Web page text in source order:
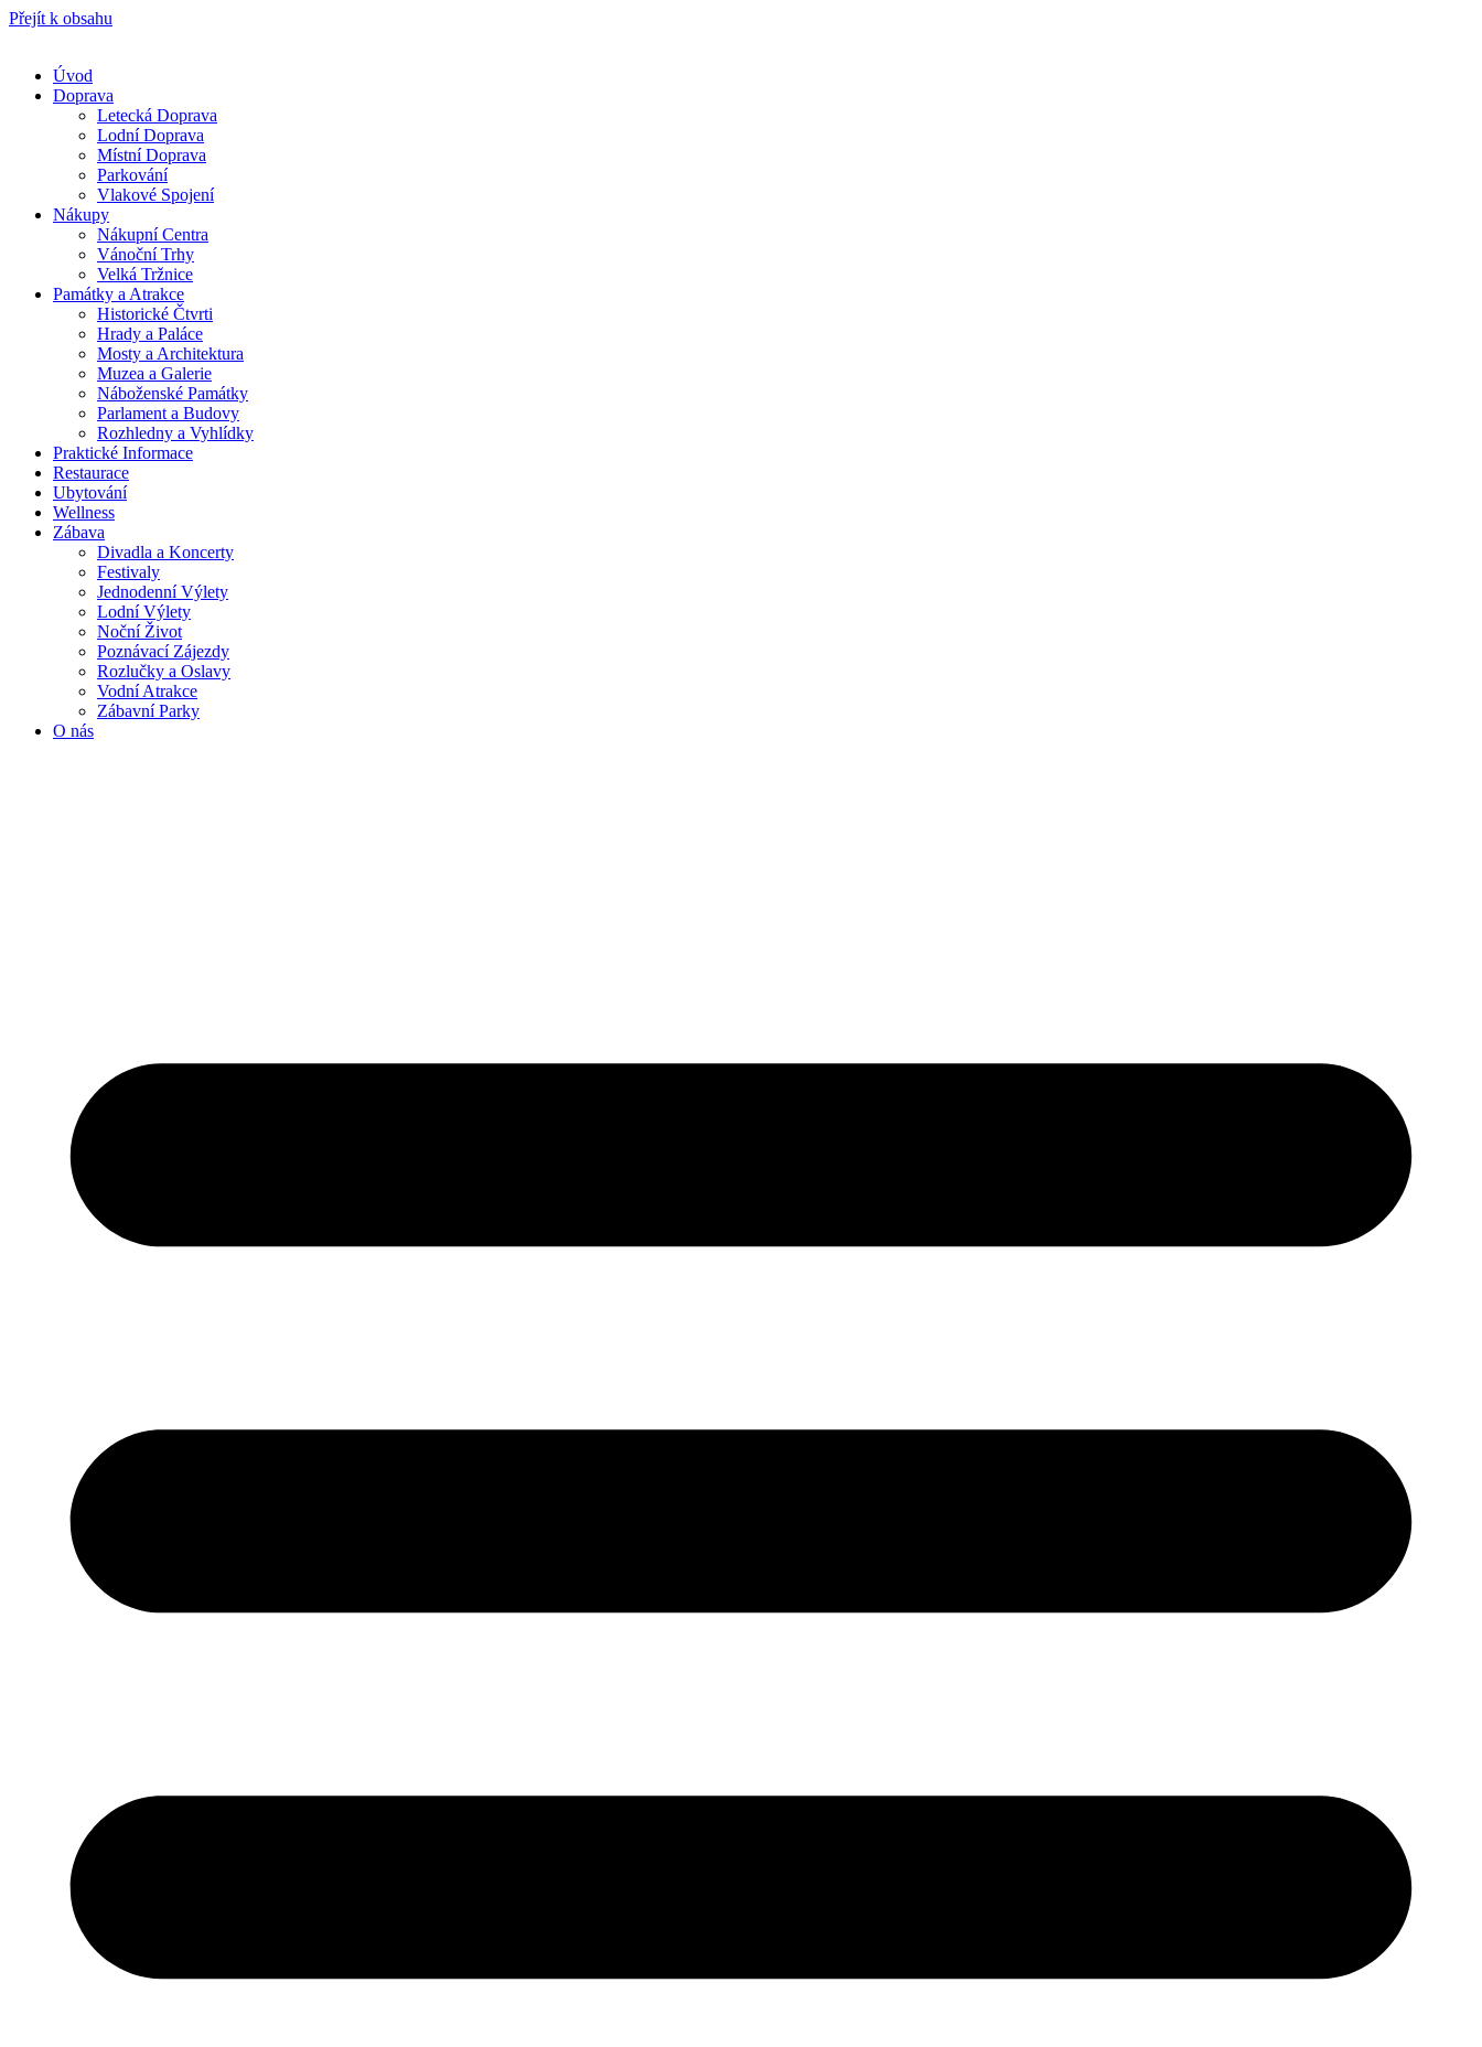
Přejít k obsahu
Úvod
Doprava
Letecká Doprava
Lodní Doprava
Místní Doprava
Parkování
Vlakové Spojení
Nákupy
Nákupní Centra
Vánoční Trhy
Velká Tržnice
Památky a Atrakce
Historické Čtvrti
Hrady a Paláce
Mosty a Architektura
Muzea a Galerie
Náboženské Památky
Parlament a Budovy
Rozhledny a Vyhlídky
Praktické Informace
Restaurace
Ubytování
Wellness
Zábava
Divadla a Koncerty
Festivaly
Jednodenní Výlety
Lodní Výlety
Noční Život
Poznávací Zájezdy
Rozlučky a Oslavy
Vodní Atrakce
Zábavní Parky
O nás